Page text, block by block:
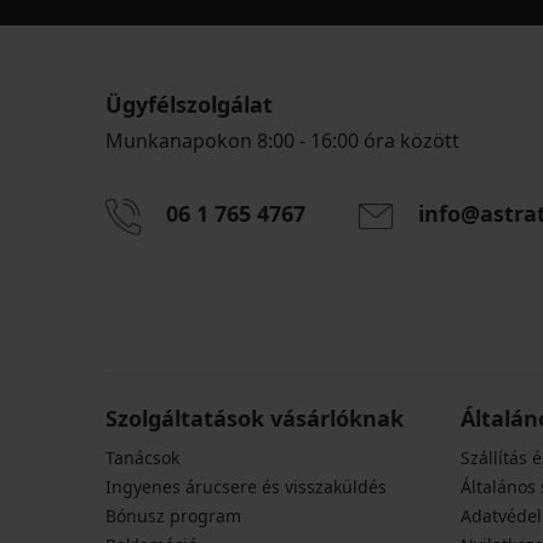
Ügyfélszolgálat
Munkanapokon 8:00 - 16:00 óra között
06 1 765 4767
Szolgáltatások vásárlóknak
Tanácsok
Ingyenes árucsere és visszaküldés
Bónusz program
Szállítás
Általános